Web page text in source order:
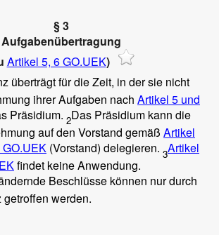
§ 3
Aufgabenübertragung
Artikel 5, 6 GO.UEK)
überträgt für die Zeit, in der sie nicht
ihrer Aufgaben nach Artikel 5 und
Präsidium. 2Das Präsidium kann die
auf den Vorstand gemäß Artikel
GO.UEK (Vorstand) delegieren. 3Artikel
findet keine Anwendung.
Beschlüsse können nur durch
werden.